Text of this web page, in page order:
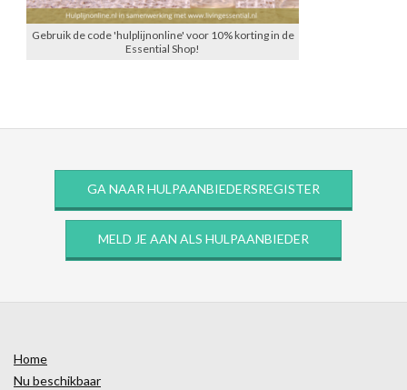
Gebruik de code 'hulplijnonline' voor 10% korting in de
Essential Shop!
GA NAAR HULPAANBIEDERSREGISTER
MELD JE AAN ALS HULPAANBIEDER
Home
Nu beschikbaar